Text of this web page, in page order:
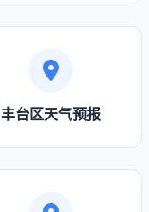
丰台区天气预报